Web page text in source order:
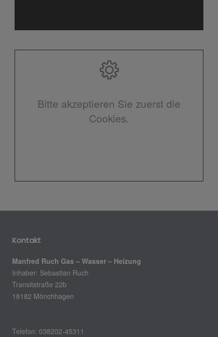
Bitte akzeptieren Sie zuerst die
Cookies.
Kontakt
Manfred Ruch Gas – Wasser – Heizung
Inhaber: Sebastian Ruch
Transitstraße 22b
18182 Mönchhagen
Telefon: 038202-45311